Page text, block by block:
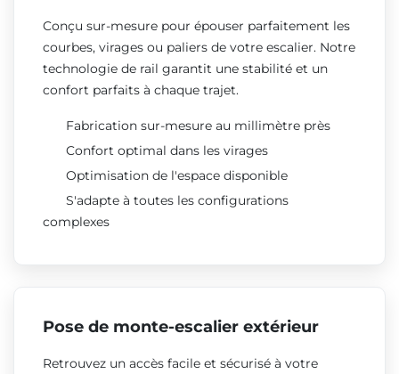
Conçu sur-mesure pour épouser parfaitement les
courbes, virages ou paliers de votre escalier. Notre
technologie de rail garantit une stabilité et un
confort parfaits à chaque trajet.
Fabrication sur-mesure au millimètre près
Confort optimal dans les virages
Optimisation de l'espace disponible
S'adapte à toutes les configurations
complexes
Pose de monte-escalier extérieur
Retrouvez un accès facile et sécurisé à votre